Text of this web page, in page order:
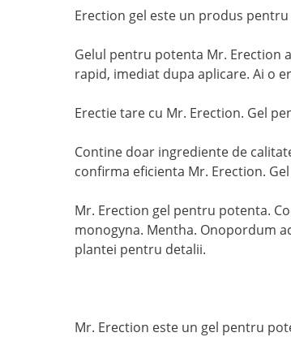
Erection gel este un produs
Gelul pentru potenta Mr. Erection
rapid, imediat dupa aplicare. Ai o
Erectie tare cu Mr. Erection. Gel
Contine doar ingrediente de
confirma eficienta Mr. Erection.
Mr. Erection gel pentru potenta.
monogyna. Mentha. Onopordum
plantei pentru detalii.
Mr. Erection este un gel pentru